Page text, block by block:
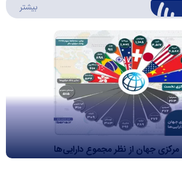
بیشتر
جهان از نظر مجموع دارایی‌ها